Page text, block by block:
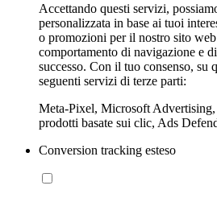
Accettando questi servizi,
personalizzata in base ai tuoi
o promozioni per il nostro sito
comportamento di navigazione e
successo. Con il tuo consenso, su
seguenti servizi di terze parti:
Meta-Pixel, Microsoft
prodotti basate sui clic, Ads
Conversion tracking esteso